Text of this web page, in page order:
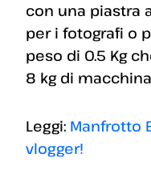
con una piastra
per i fotografi o
peso di 0.5 Kg
8 kg di
Leggi: Manfrotto
vlogger!